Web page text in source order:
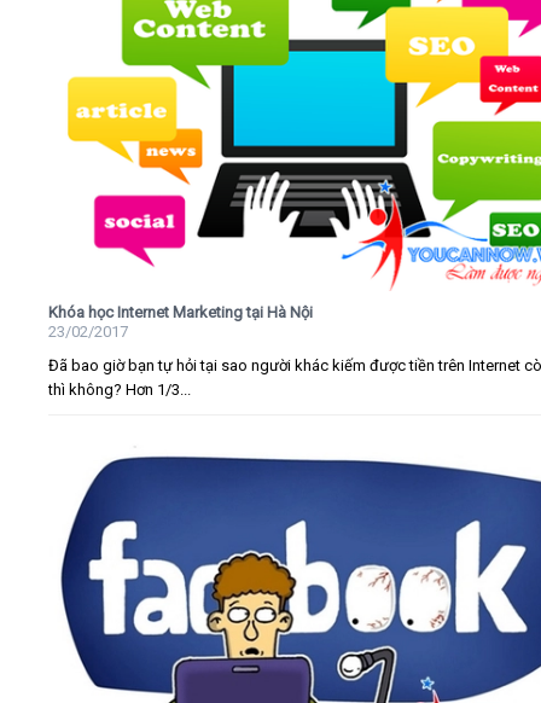
Khóa học Internet Marketing tại Hà Nội
23/02/2017
Đã bao giờ bạn tự hỏi tại sao người khác kiếm được tiền trên Internet
thì không? Hơn 1/3...